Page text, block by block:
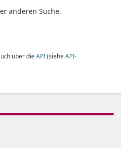
anderen Suche.
über die API(siehe API-